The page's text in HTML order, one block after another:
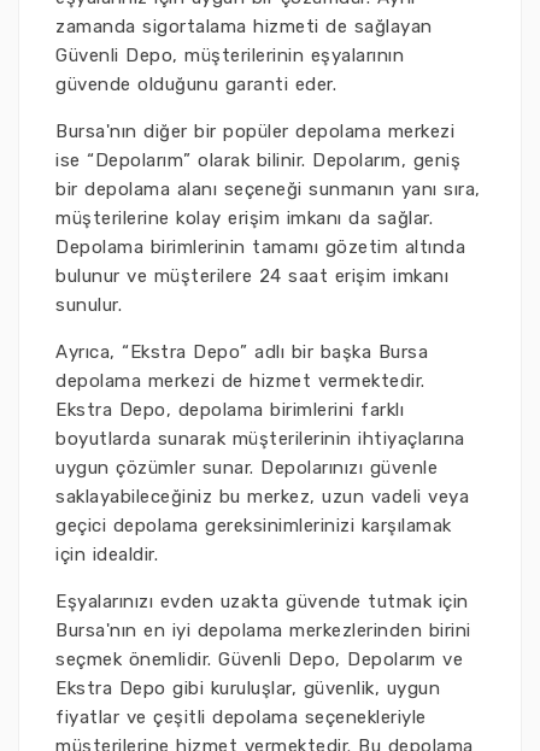
zamanda sigortalama hizmeti de sağlayan
Güvenli Depo, müşterilerinin eşyalarının
güvende olduğunu garanti eder.
Bursa'nın diğer bir popüler depolama merkezi
ise “Depolarım” olarak bilinir. Depolarım, geniş
bir depolama alanı seçeneği sunmanın yanı sıra,
müşterilerine kolay erişim imkanı da sağlar.
Depolama birimlerinin tamamı gözetim altında
bulunur ve müşterilere 24 saat erişim imkanı
sunulur.
Ayrıca, “Ekstra Depo” adlı bir başka Bursa
depolama merkezi de hizmet vermektedir.
Ekstra Depo, depolama birimlerini farklı
boyutlarda sunarak müşterilerinin ihtiyaçlarına
uygun çözümler sunar. Depolarınızı güvenle
saklayabileceğiniz bu merkez, uzun vadeli veya
geçici depolama gereksinimlerinizi karşılamak
için idealdir.
Eşyalarınızı evden uzakta güvende tutmak için
Bursa'nın en iyi depolama merkezlerinden birini
seçmek önemlidir. Güvenli Depo, Depolarım ve
Ekstra Depo gibi kuruluşlar, güvenlik, uygun
fiyatlar ve çeşitli depolama seçenekleriyle
müşterilerine hizmet vermektedir. Bu depolama